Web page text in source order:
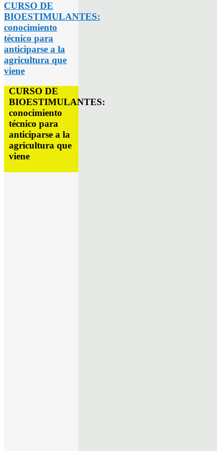
CURSO DE
BIOESTIMULANTES:
conocimiento
técnico para
anticiparse a la
agricultura que
viene
CURSO DE
BIOESTIMULANTES:
conocimiento
técnico para
anticiparse a la
agricultura que
viene